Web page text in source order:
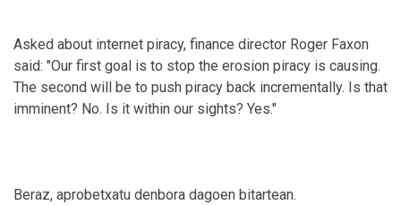
Asked about internet piracy, finance director Roger Faxon
said: "Our first goal is to stop the erosion piracy is causing.
The second will be to push piracy back incrementally. Is that
imminent? No. Is it within our sights? Yes."
Beraz, aprobetxatu denbora dagoen bitartean.